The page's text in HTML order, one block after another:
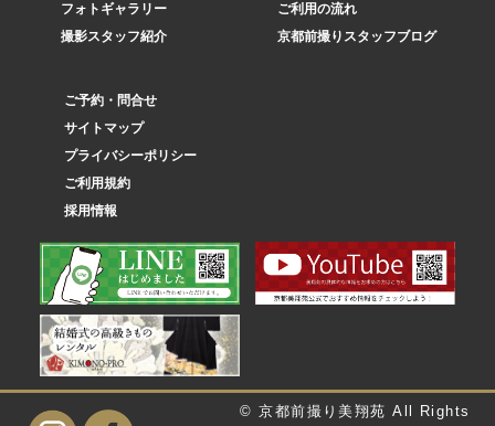
フォトギャラリー
撮影スタッフ紹介
ご利用の流れ
京都前撮りスタッフブログ
ご予約・問合せ
サイトマップ
プライバシーポリシー
ご利用規約
採用情報
© 京都前撮り美翔苑 All Rights